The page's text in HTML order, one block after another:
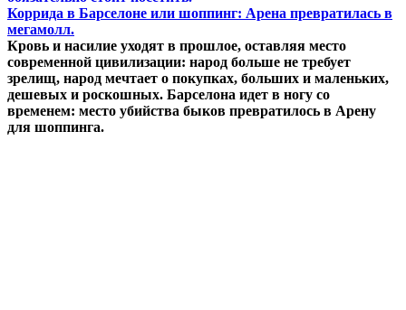
Коррида в Барселоне или шоппинг: Арена превратилась в
мегамолл.
Кровь и насилие уходят в прошлое, оставляя место
современной цивилизации: народ больше не требует
зрелищ, народ мечтает о покупках, больших и маленьких,
дешевых и роскошных. Барселона идет в ногу со
временем: место убийства быков превратилось в Арену
для шоппинга.